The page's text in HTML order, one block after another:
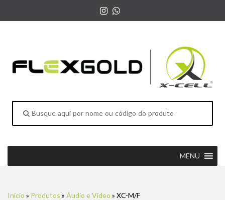
MENU
Início » Produtos » Áudio e Vídeo » XC-M/F